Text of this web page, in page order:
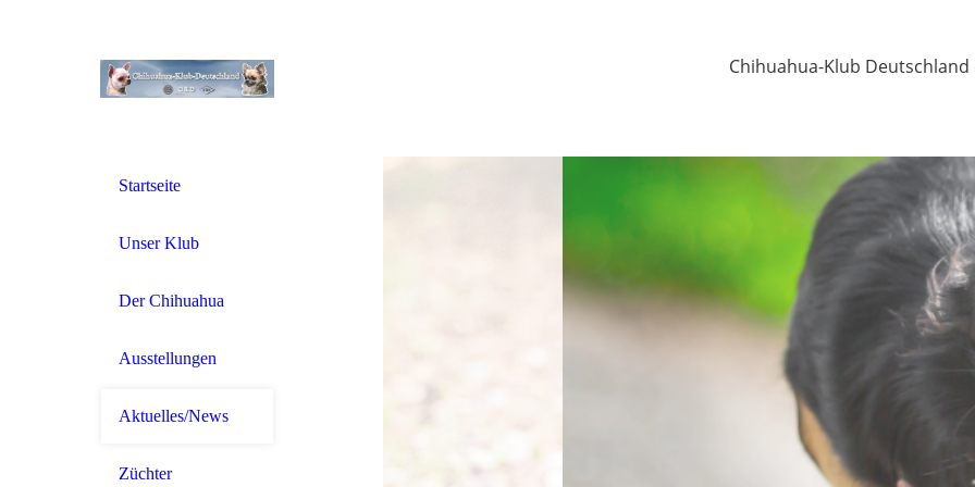
Chihuahua-Klub Deutschland
Startseite
Unser Klub
Der Chihuahua
Ausstellungen
Aktuelles/News
Züchter